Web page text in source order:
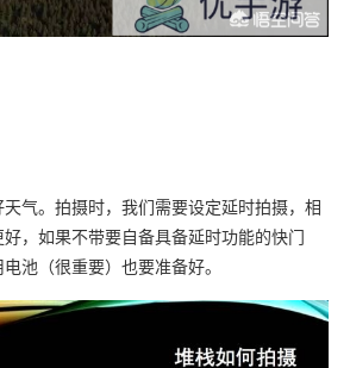
气。拍摄时，我们需要设定延时拍摄，相
，如果不带要自备具备延时功能的快门
池（很重要）也要准备好。